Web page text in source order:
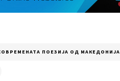
ПОЕЗИЈА ОД МАКЕДОНИЈА